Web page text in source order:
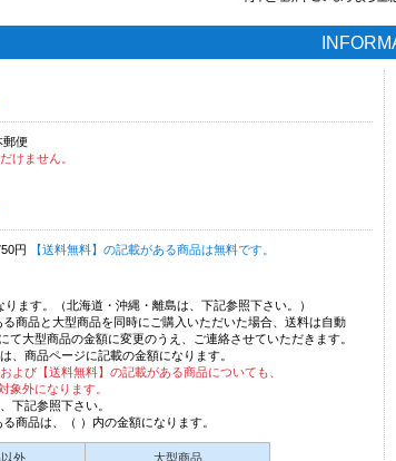
郵便
けません。
円 【送料無料】の記載がある商品は無料です。
ます。（北海道・沖縄・離島は、下記参照下さい。）
る商品と大型商品を同時にご購入いただいた場合、送料は自動
て大型商品の金額に変更のうえ、ご連絡させていただきます。
、商品ページに記載の金額になります。
よび【送料無料】の記載がある商品についても、
象外になります。
下記参照下さい。
商品は、（ ）内の金額になります。
外 大型商品